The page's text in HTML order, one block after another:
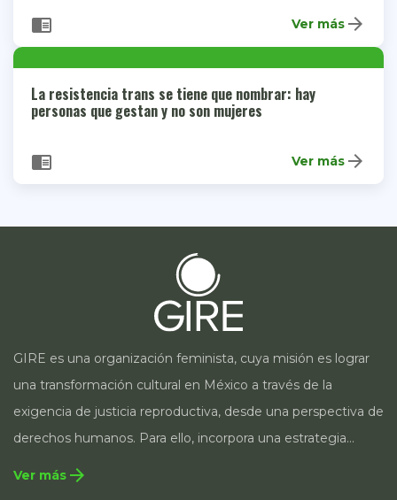
chrome_reader_mode Ver más arrow_forward
La resistencia trans se tiene que nombrar: hay
personas que gestan y no son mujeres
chrome_reader_mode Ver más arrow_forward
GIRE es una organización feminista, cuya misión es lograr
una transformación cultural en México a través de la
exigencia de justicia reproductiva, desde una perspectiva de
derechos humanos. Para ello, incorpora una estrategia
integral que contempla la incidencia en legislación y
Ver más arrow_forward